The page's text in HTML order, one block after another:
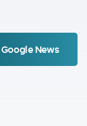
Google News